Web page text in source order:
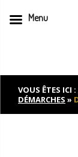
to
contentVOUS ÊTES ICI :
DÉMARCHES »
Menu